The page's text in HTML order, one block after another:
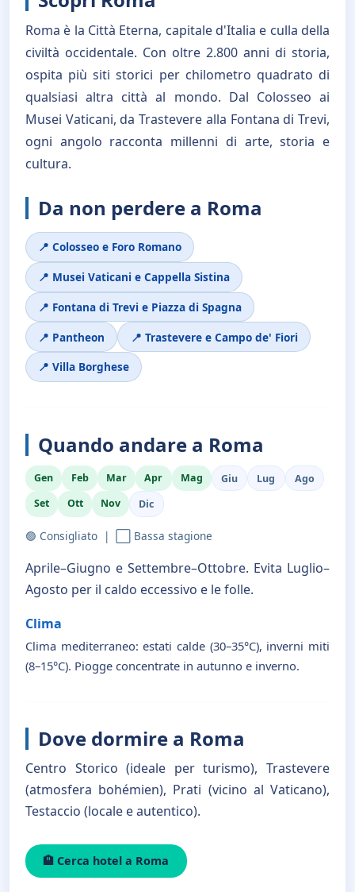
Roma è la Città Eterna, capitale d'Italia e culla della
civiltà occidentale. Con oltre 2.800 anni di storia,
ospita più siti storici per chilometro quadrato di
qualsiasi altra città al mondo. Dal Colosseo ai
Musei Vaticani, da Trastevere alla Fontana di Trevi,
ogni angolo racconta millenni di arte, storia e
cultura.
Da non perdere a Roma
📍 Colosseo e Foro Romano
📍 Musei Vaticani e Cappella Sistina
📍 Fontana di Trevi e Piazza di Spagna
📍 Pantheon
📍 Trastevere e Campo de' Fiori
📍 Villa Borghese
Quando andare a Roma
Gen Feb Mar Apr Mag Giu Lug
Ago
Set
Ott Nov Dic
🟢 Consigliato | ⬜ Bassa stagione
Aprile–Giugno e Settembre–Ottobre. Evita Luglio–
Agosto per il caldo eccessivo e le folle.
Clima
Clima mediterraneo: estati calde (30–35°C), inverni miti
(8–15°C). Piogge concentrate in autunno e inverno.
Dove dormire a Roma
Centro Storico (ideale per turismo), Trastevere
(atmosfera bohémien), Prati (vicino al Vaticano),
Testaccio (locale e autentico).
🏨 Cerca hotel a Roma